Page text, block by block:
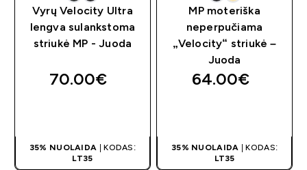
Vyrų Velocity Ultra
lengva sulankstoma
striukė MP - Juoda
70.00€‎
35% NUOLAIDA | KODAS:
LT35
MP moteriška
neperpučiama
„Velocity“ striukė –
Juoda
64.00€‎
35% NUOLAIDA | KODAS:
LT35